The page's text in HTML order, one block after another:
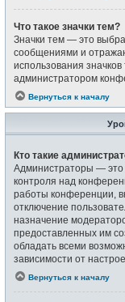
Что такое значки тем?
Значки тем — это
сообщениями и
использования
администратором
Вернуться к началу
Кто такие
Администраторы —
контроля над
работы конференции,
отключение
назначение
предоставленных им
обладать всеми
зависимости от
Вернуться к началу